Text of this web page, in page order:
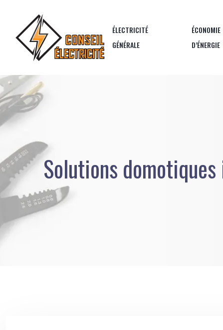
ÉLECTRICITÉ
GÉNÉRALE
ÉCONOMIE
D’ÉNERGIE
Solutions